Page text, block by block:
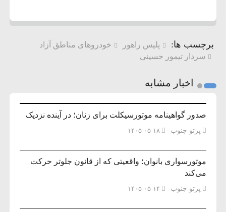
برچسب ها: پلیس راهور
خودروهای مناطق آزاد
سردار تیمور حسینی
اخبار مشابه
صدور گواهینامه موتورسیکلت برای زنان؛ در آینده نزدیک
پرتو جنوب ۱۴۰۵-۰۵-۱۸
موتورسواری بانوان؛ واقعیتی که از قانون جلوتر حرکت
می‌کند
پرتو جنوب ۱۴۰۵-۰۵-۱۴